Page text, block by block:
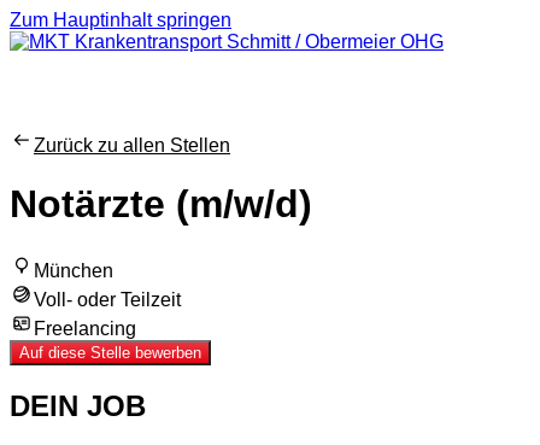
Zum Hauptinhalt springen
Zurück zu allen Stellen
Notärzte (m/w/d)
München
Voll- oder Teilzeit
Freelancing
Auf diese Stelle bewerben
DEIN JOB